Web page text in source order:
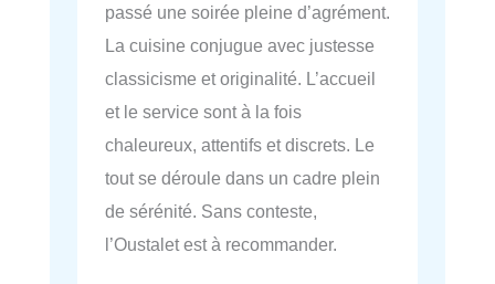
passé une soirée pleine d’agrément.
La cuisine conjugue avec justesse
classicisme et originalité. L’accueil
et le service sont à la fois
chaleureux, attentifs et discrets. Le
tout se déroule dans un cadre plein
de sérénité. Sans conteste,
l’Oustalet est à recommander.